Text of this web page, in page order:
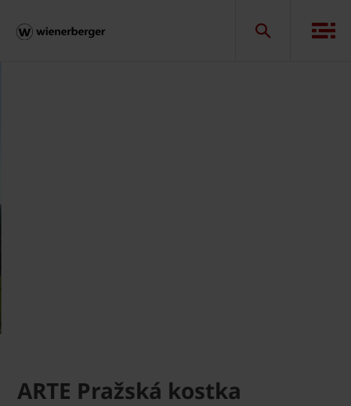
ARTE Pražská kostka